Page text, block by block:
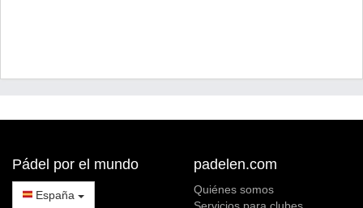
Pádel por el mundo
España
padelen.com
Quiénes somos